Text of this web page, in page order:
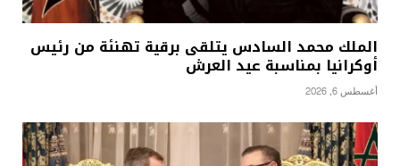
الملك محمد السادس يتلقى برقية تهنئة من رئيس
أوكرانيا بمناسبة عيد العرش
أغسطس 6, 2026